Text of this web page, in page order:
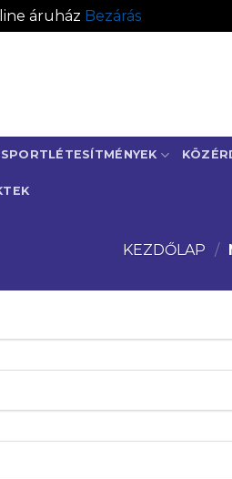
áruház Bezárás
SPORTLÉTESÍTMÉNYEK
KEZDŐLAP /